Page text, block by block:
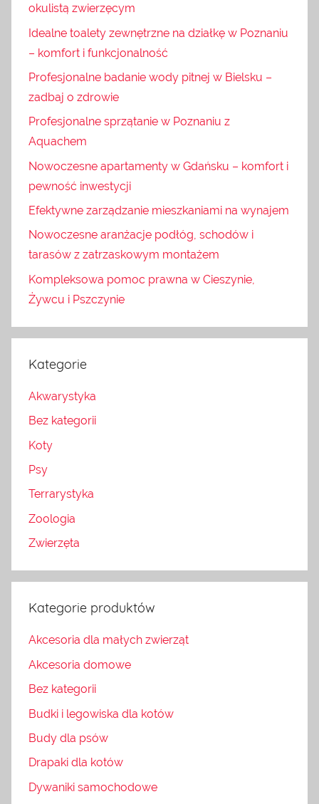
okulistą zwierzęcym
Idealne toalety zewnętrzne na działkę w Poznaniu
– komfort i funkcjonalność
Profesjonalne badanie wody pitnej w Bielsku –
zadbaj o zdrowie
Profesjonalne sprzątanie w Poznaniu z
Aquachem
Nowoczesne apartamenty w Gdańsku – komfort i
pewność inwestycji
Efektywne zarządzanie mieszkaniami na wynajem
Nowoczesne aranżacje podłóg, schodów i
tarasów z zatrzaskowym montażem
Kompleksowa pomoc prawna w Cieszynie,
Żywcu i Pszczynie
Kategorie
Akwarystyka
Bez kategorii
Koty
Psy
Terrarystyka
Zoologia
Zwierzęta
Kategorie produktów
Akcesoria dla małych zwierząt
Akcesoria domowe
Bez kategorii
Budki i legowiska dla kotów
Budy dla psów
Drapaki dla kotów
Dywaniki samochodowe